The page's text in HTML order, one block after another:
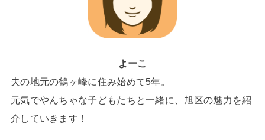
よーこ
夫の地元の鶴ヶ峰に住み始めて5年。
元気でやんちゃな子どもたちと一緒に、旭区の魅力を紹
介していきます！